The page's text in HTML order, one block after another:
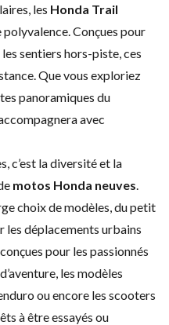
les Honda Trail
Conçues pour
sentiers hors-piste, ces
Que vous exploriez
panoramiques du
avec
c’est la diversité et la
motos Honda neuves.
choix de modèles, du petit
déplacements urbains
pour les passionnés
les modèles
ou encore les scooters
à être essayés ou